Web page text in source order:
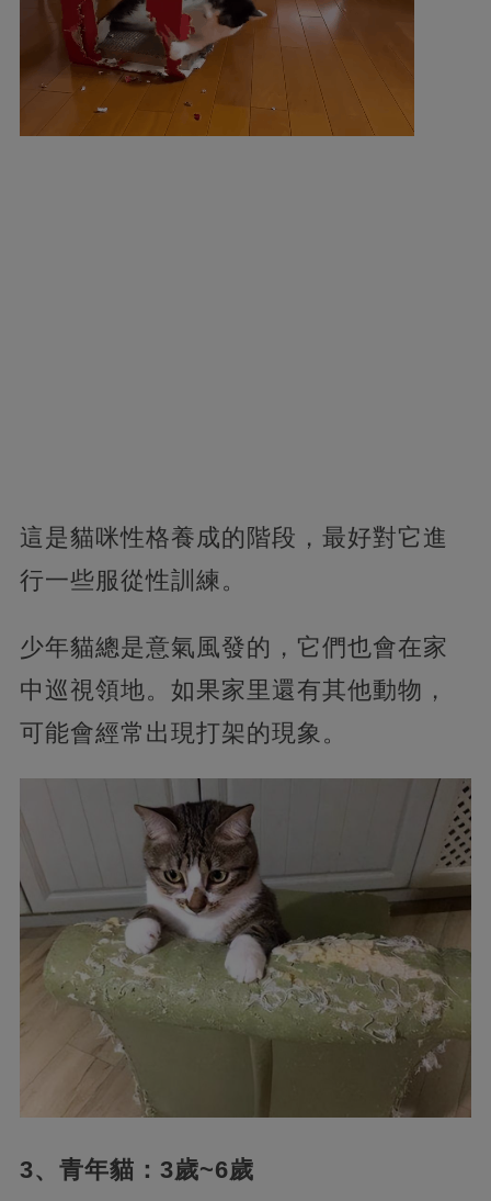
這是貓咪性格養成的階段，最好對它進
行一些服從性訓練。
少年貓總是意氣風發的，它們也會在家
中巡視領地。如果家里還有其他動物，
可能會經常出現打架的現象。
3、青年貓：3歲~6歲